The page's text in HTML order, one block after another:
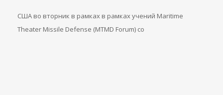
США во вторник в рамках в рамках учений Maritime
Theater Missile Defense (MTMD Forum) со